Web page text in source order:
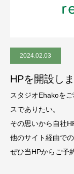
2024.02.03
HPを開設し
スタジオEhakoを
スでありたい。
その思いから自社
他のサイト経由で
ぜひ当HPからご予